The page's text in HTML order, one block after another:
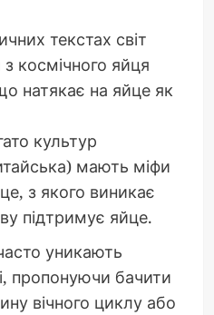
текстах світ
космічного яйця
натякає на яйце як
культур
мають міфи
з якого виникає
підтримує яйце.
уникають
пропонуючи бачити
вічного циклу або